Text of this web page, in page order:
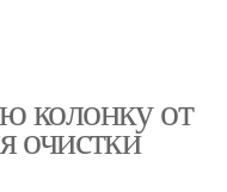
колонку от
очистки